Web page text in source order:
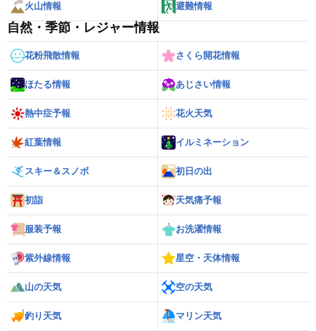
火山情報 避難情報
自然・季節・レジャー情報
花粉飛散情報 さくら開花情報
ほたる情報 あじさい情報
熱中症予報 花火天気
紅葉情報 イルミネーション
スキー＆スノボ 初日の出
初詣 天気痛予報
服装予報 お洗濯情報
紫外線情報 星空・天体情報
山の天気 空の天気
釣り天気 マリン天気